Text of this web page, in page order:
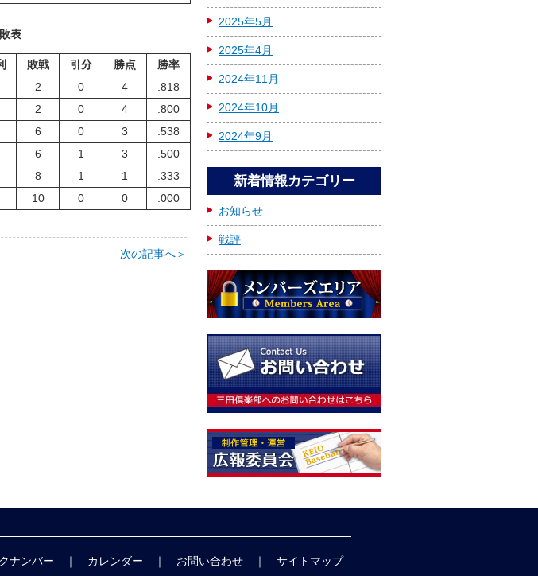
表
敗戦 引分 勝点
勝率
2 0 4
.818
2 0 4
.800
6 0 3
.538
6 1 3
.500
8 1 1
.333
10 0 0 .000
次の記事へ＞
2025年5月
2025年4月
2024年11月
2024年10月
2024年9月
新着情報カテゴリー
お知らせ
戦評
ナンバー ｜ カレンダー ｜ お問い合わせ ｜ サイトマップ